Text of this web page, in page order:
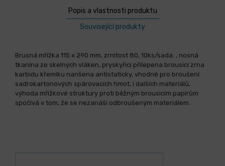
Popis a vlastnosti produktu
Související produkty
Brusná mřížka 115 x 290 mm, zrnitost 80, 10ks/sada. , nosná
tkanina ze skelných vláken, pryskyřicí přilepena brousicí zrna
karbidu křemíku nanšena antistaticky, vhodné pro broušení
sadrokartonových spárovacích hmot, i dalších materiálů,
výhoda mřížkové struktury proti běžným brousicím papírům
spočívá v tom, že se nezanáší odbroušeným materiálem.